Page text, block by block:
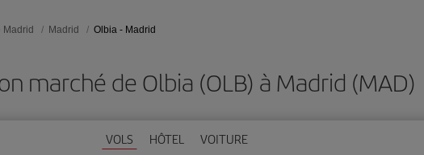
Madrid Madrid Olbia - Madrid
marché de Olbia (OLB) à Madrid (MAD)
VOLS HÔTEL VOITURE